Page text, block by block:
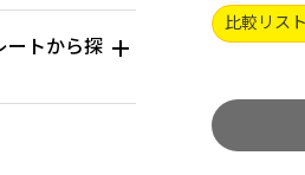
ートから探
比較リス